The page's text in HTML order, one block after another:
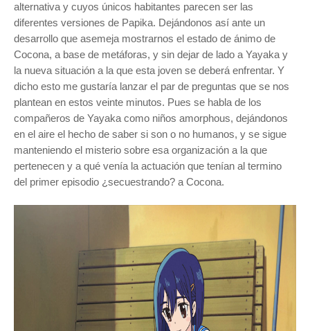
alternativa y cuyos únicos habitantes parecen ser las
diferentes versiones de Papika. Dejándonos así ante un
desarrollo que asemeja mostrarnos el estado de ánimo de
Cocona, a base de metáforas, y sin dejar de lado a Yayaka y
la nueva situación a la que esta joven se deberá enfrentar. Y
dicho esto me gustaría lanzar el par de preguntas que se nos
plantean en estos veinte minutos. Pues se habla de los
compañeros de Yayaka como niños amorphous, dejándonos
en el aire el hecho de saber si son o no humanos, y se sigue
manteniendo el misterio sobre esa organización a la que
pertenecen y a qué venía la actuación que tenían al termino
del primer episodio ¿secuestrando? a Cocona.